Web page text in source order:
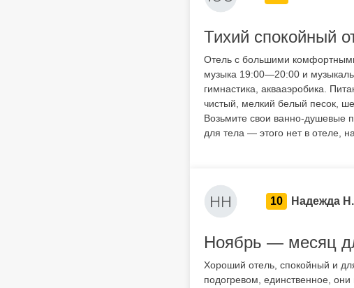
Тихий спокойный
Отель с большими
музыка 19:00—20:00 и
гимнастика, аквааэробика.
чистый, мелкий белый песок,
Возьмите свои ванно-душевые
для тела — этого нет в отеле,
10 Надежда Н.
Ноябрь — месяц
Хороший отель, спокойный и
подогревом, единственное,